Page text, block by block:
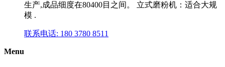
生产,成品细度在80400目之间。 立式磨粉机：适合大规
模 .
联系电话: 180 3780 8511
Menu